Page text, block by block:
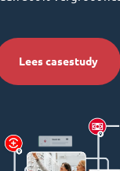
Lees casestudy